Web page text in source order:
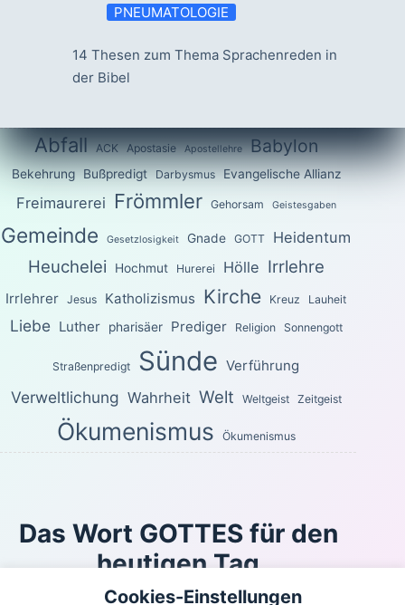
PNEUMATOLOGIE
14 Thesen zum Thema Sprachenreden in
der Bibel
Abfall ACK Apostasie Apostellehre Babylon
Bekehrung Bußpredigt Darbysmus Evangelische Allianz
Freimaurerei Frömmler Gehorsam Geistesgaben
Gemeinde Gesetzlosigkeit Gnade GOTT Heidentum
Heuchelei Hochmut Hurerei Hölle Irrlehre
Irrlehrer Jesus Katholizismus Kirche Kreuz Lauheit
Liebe Luther pharisäer Prediger Religion Sonnengott
Straßenpredigt Sünde Verführung
Verweltlichung Wahrheit Welt Weltgeist Zeitgeist
Ökumenismus Ökumenismus
Das Wort GOTTES für den
heutigen Tag
Cookies-Einstellungen